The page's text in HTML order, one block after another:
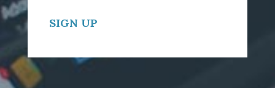
SIGN UP